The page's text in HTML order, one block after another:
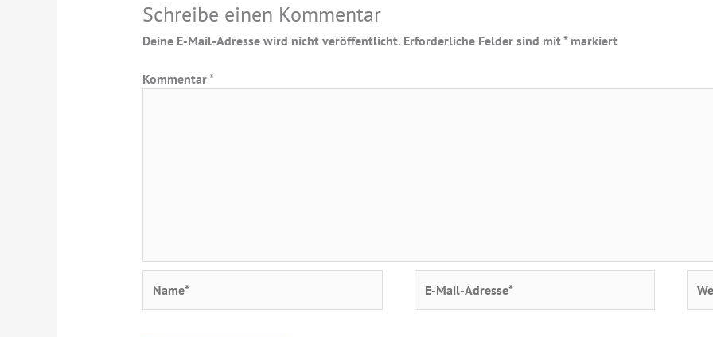
Schreibe einen Kommentar
Deine E-Mail-Adresse wird nicht veröffentlicht. Erforderliche Felder sind mit*markiert
Kommentar*
Mail-